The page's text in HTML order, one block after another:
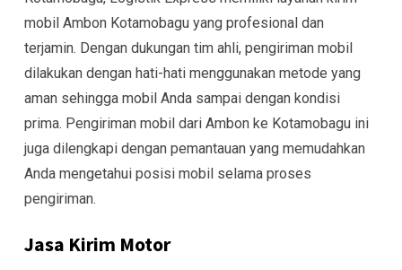
mobil Ambon Kotamobagu yang profesional dan
terjamin. Dengan dukungan tim ahli, pengiriman mobil
dilakukan dengan hati-hati menggunakan metode yang
aman sehingga mobil Anda sampai dengan kondisi
prima. Pengiriman mobil dari Ambon ke Kotamobagu ini
juga dilengkapi dengan pemantauan yang memudahkan
Anda mengetahui posisi mobil selama proses
pengiriman.
Jasa Kirim Motor